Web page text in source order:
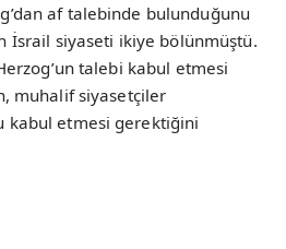
af talebinde bulunduğunu
İsrail siyaseti ikiye bölünmüştü.
talebi kabul etmesi
muhalif siyasetçiler
kabul etmesi gerektiğini